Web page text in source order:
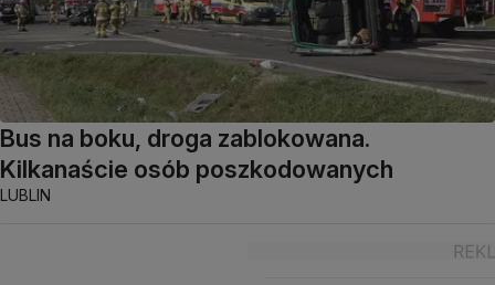
Bus na boku, droga zablokowana.
Kilkanaście osób poszkodowanych
LUBLIN